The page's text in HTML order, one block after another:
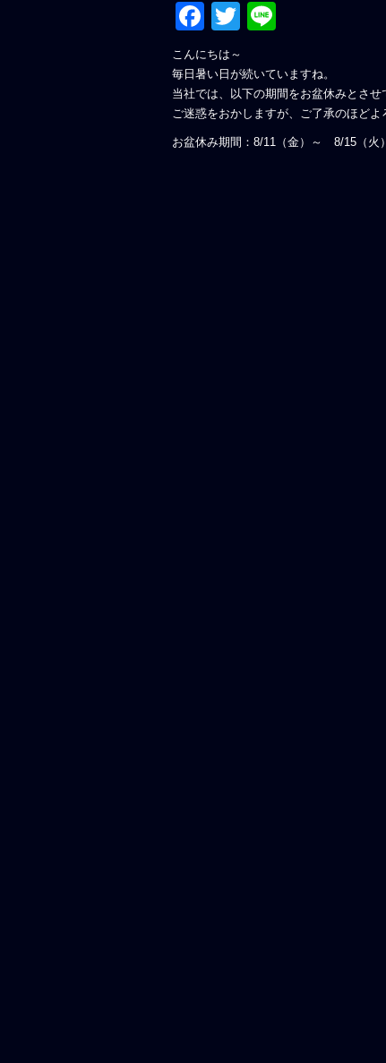
Facebook
Twitter
こんにちは～
毎日暑い日が続いていますね。
当社では、以下の期間をお盆休みとさせ
ご迷惑をおかしますが、ご了承のほどよ
お盆休み期間：8/11（金）～ 8/15（火